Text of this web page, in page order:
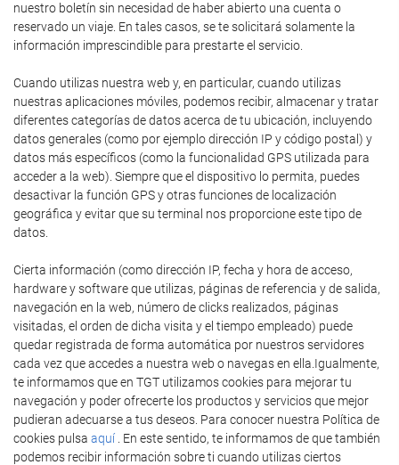
nuestro boletín sin necesidad de haber abierto una cuenta o
reservado un viaje. En tales casos, se te solicitará solamente la
información imprescindible para prestarte el servicio.
Cuando utilizas nuestra web y, en particular, cuando utilizas
nuestras aplicaciones móviles, podemos recibir, almacenar y tratar
diferentes categorías de datos acerca de tu ubicación, incluyendo
datos generales (como por ejemplo dirección IP y código postal) y
datos más específicos (como la funcionalidad GPS utilizada para
acceder a la web). Siempre que el dispositivo lo permita, puedes
desactivar la función GPS y otras funciones de localización
geográfica y evitar que su terminal nos proporcione este tipo de
datos.
Cierta información (como dirección IP, fecha y hora de acceso,
hardware y software que utilizas, páginas de referencia y de salida,
navegación en la web, número de clicks realizados, páginas
visitadas, el orden de dicha visita y el tiempo empleado) puede
quedar registrada de forma automática por nuestros servidores
cada vez que accedes a nuestra web o navegas en ella.Igualmente,
te informamos que en TGT utilizamos cookies para mejorar tu
navegación y poder ofrecerte los productos y servicios que mejor
pudieran adecuarse a tus deseos. Para conocer nuestra Política de
cookies pulsa aquí . En este sentido, te informamos de que también
podemos recibir información sobre ti cuando utilizas ciertos